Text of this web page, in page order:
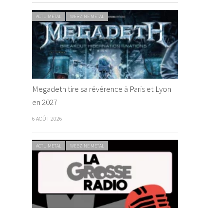
ACTU METAL WEBZINE METAL
Megadeth tire sa révérence à Paris et Lyon
en 2027
6 AOÛT 2026
ACTU METAL WEBZINE METAL